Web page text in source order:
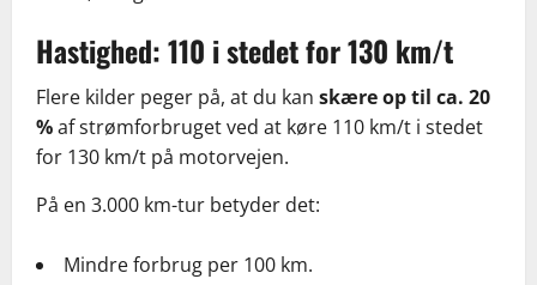
Hastighed: 110 i stedet for 130 km/t
Flere kilder peger på, at du kan skære op til ca. 20
%af strømforbruget ved at køre 110 km/t i stedet
for 130 km/t på motorvejen.
På en 3.000 km-tur betyder det:
Mindre forbrug per 100 km.